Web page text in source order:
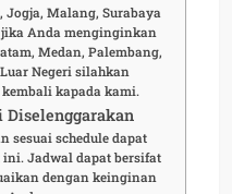
Jogja, Malang, Surabaya
Anda menginginkan
Medan, Palembang,
Negeri silahkan
kapada kami.
sesuai schedule dapat
Jadwal dapat bersifat
dengan keinginan